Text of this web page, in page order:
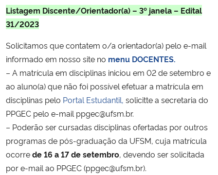
Ministério do Desenvolvimento Regional
Ministério da Mulher, da Família e dos Direitos Humanos
Secretaria-Geral
Secretaria de Governo
Gabinete de Segurança Institucional
Advocacia-Geral da União
Listagem Discente/Orientador(a) – 3º janela – Edital
31/2023
Solicitamos que contatem o/a orientador(a) pelo e-mail
informado em nosso site no menu DOCENTES.
– A matrícula em disciplinas iniciou em 02 de setembro e
ao aluno(a) que não foi possível efetuar a matrícula em
disciplinas pelo Portal Estudantil, solicitte a secretaria do
PPGEC pelo e-mail ppgec@ufsm.br.
– Poderão ser cursadas disciplinas ofertadas por outros
programas de pós-graduação da UFSM, cuja matrícula
ocorrede 16 a 17 de setembro, devendo ser solicitada
por e-mail ao PPGEC (ppgec@ufsm.br).